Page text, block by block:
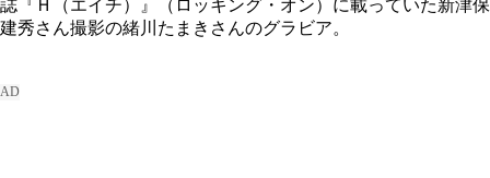
誌『Ｈ（エイチ）』（ロッキング・オン）に載っていた新津保
建秀さん撮影の緒川たまきさんのグラビア。